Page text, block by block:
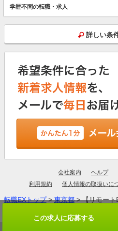
この求人に応募する
学歴不問の転職・求人
詳しい条
会社案内 ヘルプ
利用規約
個人情報の取扱いに
転職EXトップ>東京都> 【リモート
厚生労働大臣許可：
© ZIGExN ALL